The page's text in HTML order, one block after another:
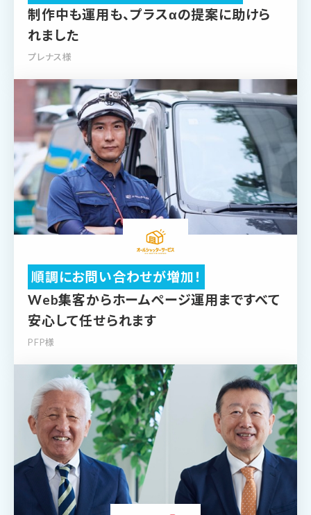
制作中も運用も、 プラスαの提案に助けら
れました
プレナス様
順調にお問い合わせが増加！
Web集客からホームぺージ運用まですべて
安心して任せられます
PFP様